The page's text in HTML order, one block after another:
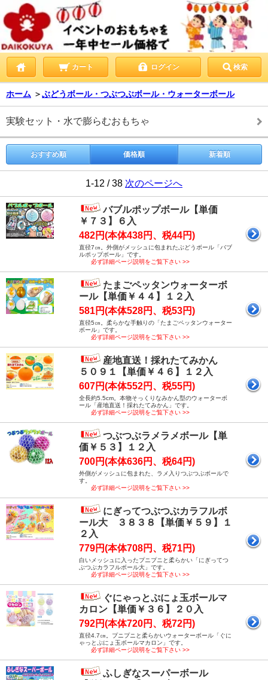
カート ログイン 検索
ホーム ＞ぶどうボール・つぶつぶボール・ウォーターボール
実験セット・水で膨らむおもちゃ
おすすめ順 価格順 新着順
1-12 / 38 次のページへ
バブルポップボール【単価
￥７３】６入
482円(本体438円、税44円)
直径7㎝。外側がメッシュに包まれたぶどうボール「バブ
ルポップボール」です。
必ず詳細ページ説明をご覧下さい >>
たまごペッタンウォーターボ
ール【単価￥４４】１２入
581円(本体528円、税53円)
直径5㎝。柔らかな手触りの「たまごペッタンウォーター
ボール」です。
必ず詳細ページ説明をご覧下さい >>
産地直送！採れたてみかん
５０９１【単価￥４６】１２入
607円(本体552円、税55円)
全長約5.5cm。本物そっくりなみかん型のウォーターボ
ール「産地直送！採れたてみかん」です。
必ず詳細ページ説明をご覧下さい >>
つぶつぶラメラメボール【単
価￥５３】１２入
700円(本体636円、税64円)
外側がメッシュに包まれた、ラメ入りつぶつぶボールで
す。
必ず詳細ページ説明をご覧下さい >>
にぎってつぶつぶカラフルボ
ール大 ３８３８【単価￥５９】１
２入
779円(本体708円、税71円)
白いメッシュに入ったプニプニと柔らかい「にぎってつ
ぶつぶカラフルボール大」です。
必ず詳細ページ説明をご覧下さい >>
ぐにゃっとぷにょ玉ボールマ
カロン【単価￥３６】２０入
792円(本体720円、税72円)
直径4.7㎝。プニプニと柔らかいウォーターボール「ぐに
ゃっとぷにょ玉ボールマカロン」です。
必ず詳細ページ説明をご覧下さい >>
ふしぎなスーパーボール